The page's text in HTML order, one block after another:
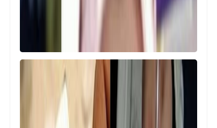
اخبار رياضيه
الاول مصريا والثالث عالميا .. صلاح يتوج